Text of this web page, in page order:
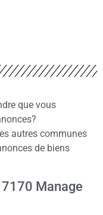
que vous
autres communes
de biens
Manage